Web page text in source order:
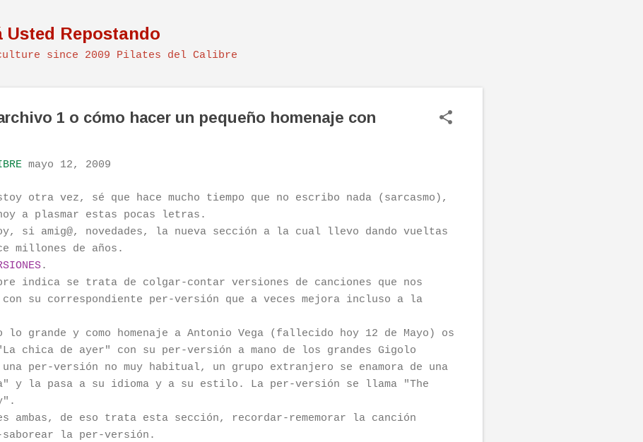
Usted Repostando
since 2009 Pilates del Calibre
1 o cómo hacer un pequeño homenaje con
mayo 12, 2009
otra vez, sé que hace mucho tiempo que no escribo nada (sarcasmo),
a plasmar estas pocas letras.
si amig@, novedades, la nueva sección a la cual llevo dando vueltas
millones de años.
.
indica se trata de colgar-contar versiones de canciones que nos
su correspondiente per-versión que a veces mejora incluso a la
grande y como homenaje a Antonio Vega (fallecido hoy 12 de Mayo) os
chica de ayer" con su per-versión a mano de los grandes Gigolo
per-versión no muy habitual, un grupo extranjero se enamora de una
y la pasa a su idioma y a su estilo. La per-versión se llama "The
ambas, de eso trata esta sección, recordar-rememorar la canción
la per-versión.